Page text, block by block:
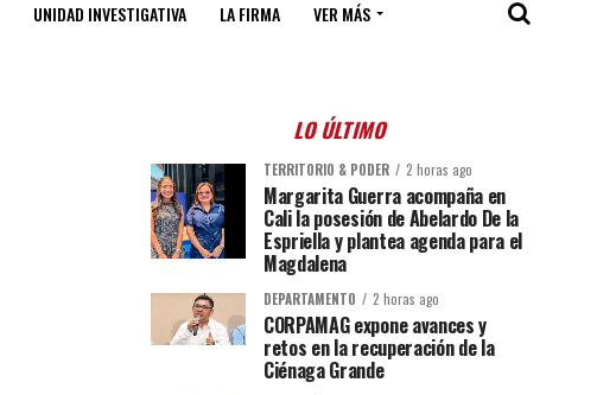
UNIDAD INVESTIGATIVA LA FIRMA VER MÁS
LO ÚLTIMO
TERRITORIO & PODER 2 horas ago
Margarita Guerra acompaña en
Cali la posesión de Abelardo De la
Espriella y plantea agenda para el
Magdalena
DEPARTAMENTO 2 horas ago
CORPAMAG expone avances y
retos en la recuperación de la
Ciénaga Grande